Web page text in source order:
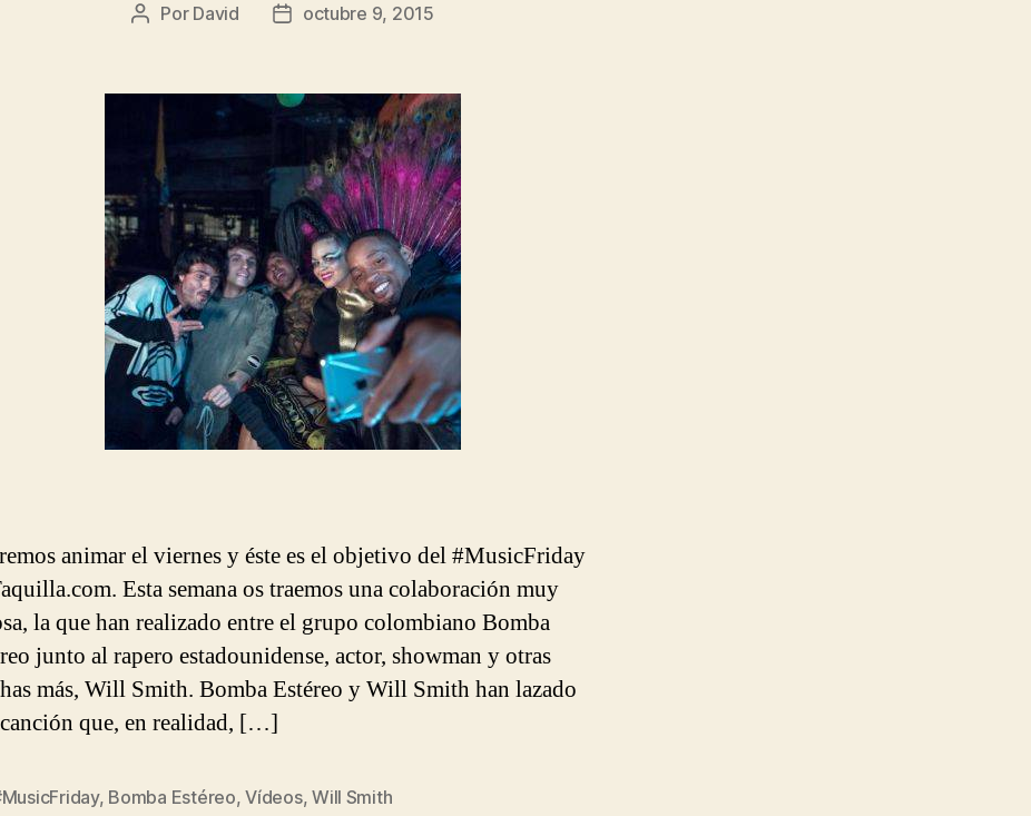
Autor
entrada
Por David
Fecha
entrada
octubre 9, 2015
animar el viernes y éste es el objetivo del #MusicFriday
Esta semana os traemos una colaboración muy
la que han realizado entre el grupo colombiano Bomba
junto al rapero estadounidense, actor, showman y otras
más, Will Smith. Bomba Estéreo y Will Smith han lazado
que, en realidad, […]
, Bomba Estéreo,Vídeos,Will Smith